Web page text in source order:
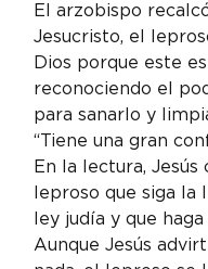
El arzobispo
Jesucristo, el
Dios porque este
reconociendo el
para sanarlo y
“Tiene una gran
En la lectura, Jesús
leproso que siga
ley judía y que
Aunque Jesús